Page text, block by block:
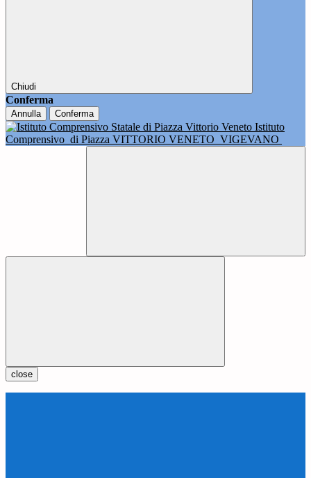
Chiudi
Conferma
Annulla Conferma
Istituto
Comprensivo di Piazza VITTORIO VENETO VIGEVANO
close